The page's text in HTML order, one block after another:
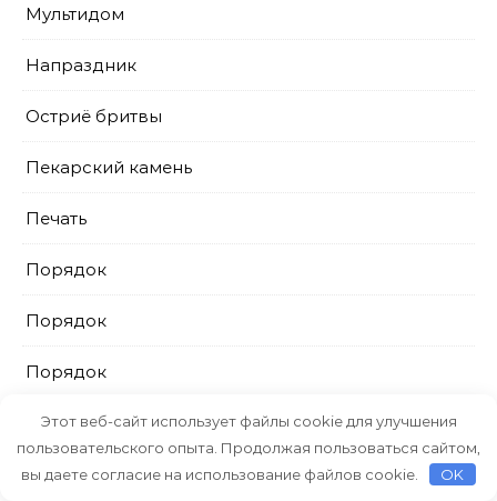
Мультидом
Напраздник
Остриё бритвы
Пекарский камень
Печать
Порядок
Порядок
Порядок
ПрестижСервис
Промтовары
Этот веб-сайт использует файлы cookie для улучшения
пользовательского опыта. Продолжая пользоваться сайтом,
вы даете согласие на использование файлов cookie.
OK